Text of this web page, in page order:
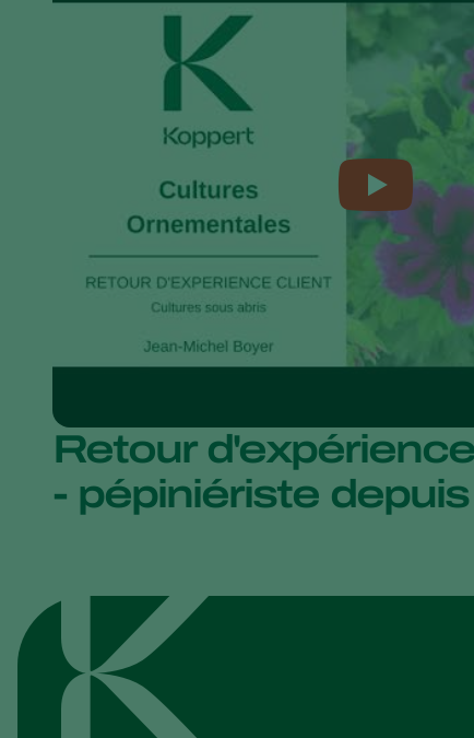
Retour
- pépiniériste